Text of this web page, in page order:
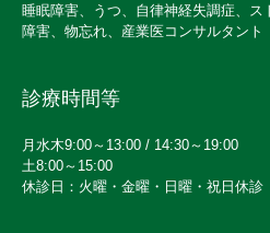
睡眠障害、うつ、自律神経失調症、
障害、物忘れ、産業医コンサルタント
診療時間等
月水木9:00～13:00 / 14:30～19:00
土8:00～15:00
休診日：火曜・金曜・日曜・祝日休診